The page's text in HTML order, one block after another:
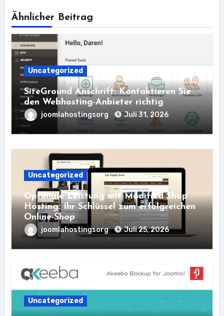
Ähnlicher Beitrag
Uncategorized
SiteGround Anschrift: Kontaktieren Sie
den Webhosting-Anbieter richtig
joomlahostingsorg Juli 31, 2026
Uncategorized
Optimale Leistung mit Modified Shop
Hosting: Ihr Schlüssel zum erfolgreichen
Online-Shop
joomlahostingsorg Juli 25, 2026
Uncategorized